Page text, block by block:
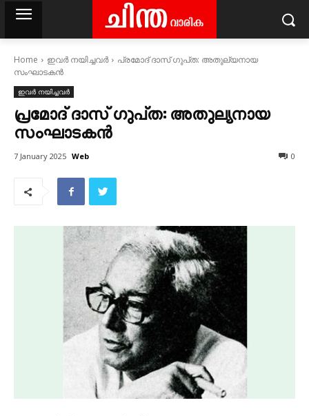
Home ഇവർ നയിച്ചവർ
പ്രമോദ്‌ ദാസ്‌ ഗുപ്‌ത: അതുല്യനായ
സംഘാടകൻ
ഇവർ നയിച്ചവർ
പ്രമോദ്‌ ദാസ്‌ ഗുപ്‌ത: അതുല്യനായ
സംഘാടകൻ
7 January 2025 Web 0